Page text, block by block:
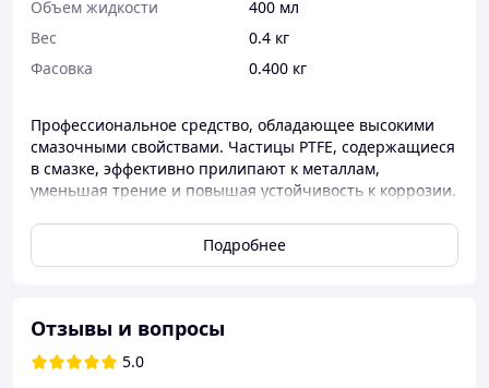
Объем жидкости
400 мл
Вес
0.4 кг
Фасовка
0.400 кг
Профессиональное средство, обладающее высокими
смазочными свойствами. Частицы PTFE, содержащиеся
в смазке, эффективно прилипают к металлам,
уменьшая трение и повышая устойчивость к коррозии.
работает даже в диапазоне температур от -40°C до
встряхнуть.
2. Наносить тонким, ровным слоем с расстояния
примерно 15 см.
Подробнее
Отзывы и вопросы
5.0